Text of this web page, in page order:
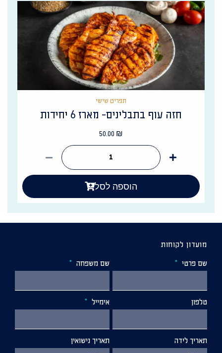
תפריט שישי
חזה עוף בתבלינים- מארז 6 יחידות
50.00 ₪
הוספה לסל
מועדון לקוחות
שם פרטי
שם משפחה
טלפון אימייל
תאריך לידה תאריך נישואין